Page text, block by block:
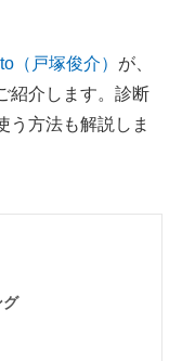
（戸塚俊介） が、
紹介します。診断
う方法も解説しま
グ